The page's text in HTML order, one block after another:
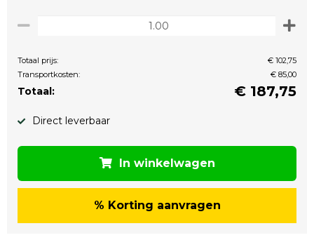
Totaal prijs:
€ 102,75
Transportkosten:
€ 85,00
Totaal: € 187,75
Direct leverbaar
In winkelwagen
% Korting aanvragen